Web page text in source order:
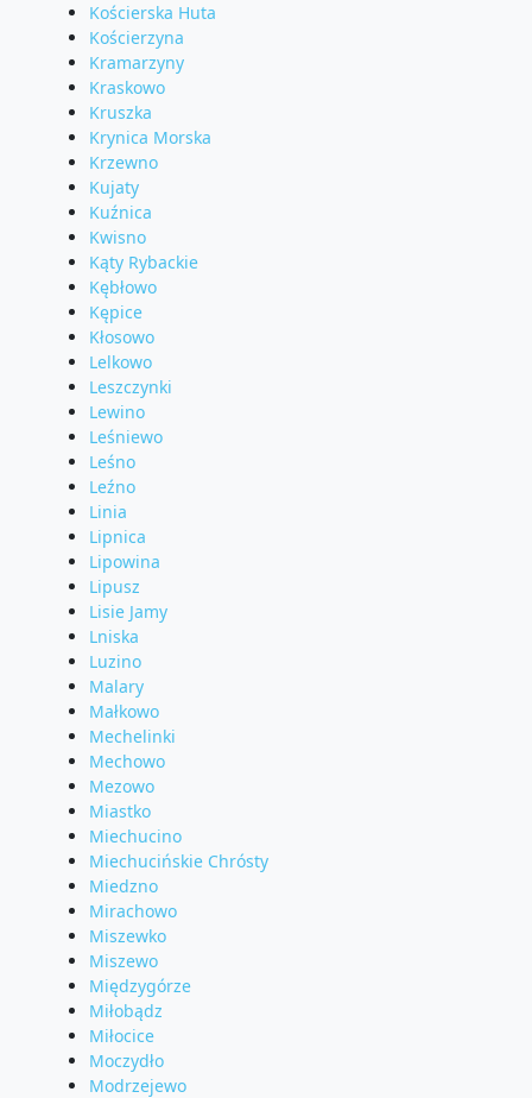
Kościerska Huta
Kościerzyna
Kramarzyny
Kraskowo
Kruszka
Krynica Morska
Krzewno
Kujaty
Kuźnica
Kwisno
Kąty Rybackie
Kębłowo
Kępice
Kłosowo
Lelkowo
Leszczynki
Lewino
Leśniewo
Leśno
Leźno
Linia
Lipnica
Lipowina
Lipusz
Lisie Jamy
Lniska
Luzino
Malary
Małkowo
Mechelinki
Mechowo
Mezowo
Miastko
Miechucino
Miechucińskie Chrósty
Miedzno
Mirachowo
Miszewko
Miszewo
Międzygórze
Miłobądz
Miłocice
Moczydło
Modrzejewo